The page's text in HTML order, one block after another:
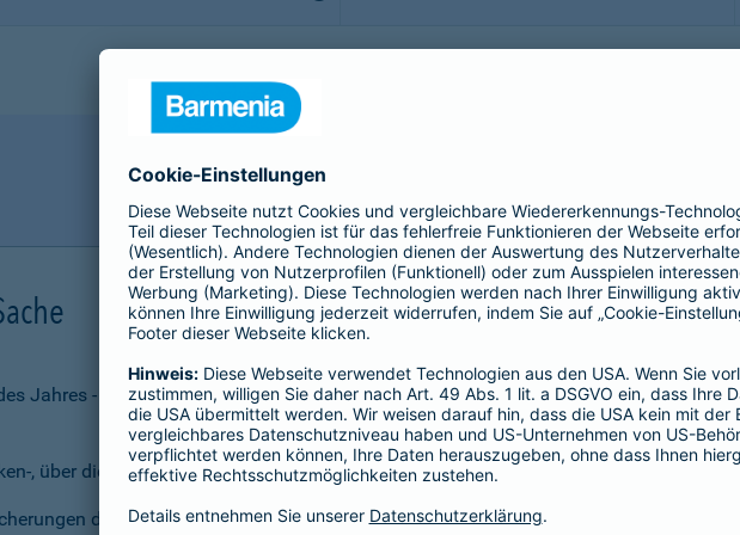
Jahres - den Urlaub - möchte man sorgenfrei genießen. Doch was, wenn doch
, über die Reiserücktrittsversicherung bis hin zur Gepäckversicherung:
der Barmenia sichern Sie sich, Ihr Gepäck und Ihre Reisekosten rund